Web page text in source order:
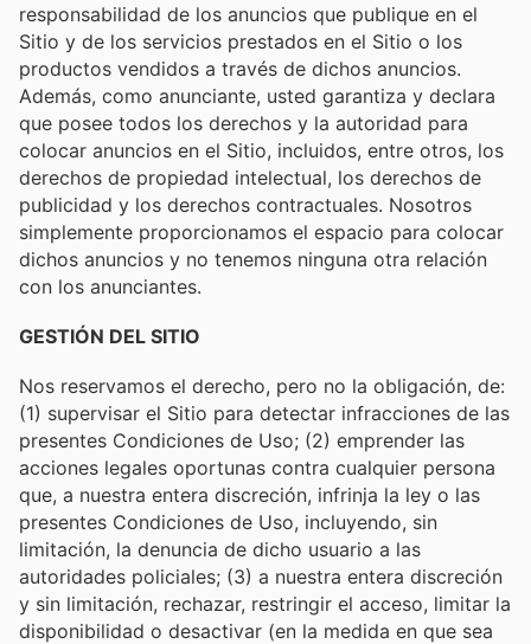
responsabilidad de los anuncios que publique en el
Sitio y de los servicios prestados en el Sitio o los
productos vendidos a través de dichos anuncios.
Además, como anunciante, usted garantiza y declara
que posee todos los derechos y la autoridad para
colocar anuncios en el Sitio, incluidos, entre otros, los
derechos de propiedad intelectual, los derechos de
publicidad y los derechos contractuales. Nosotros
simplemente proporcionamos el espacio para colocar
dichos anuncios y no tenemos ninguna otra relación
con los anunciantes.
GESTIÓN DEL SITIO
Nos reservamos el derecho, pero no la obligación, de:
(1) supervisar el Sitio para detectar infracciones de las
presentes Condiciones de Uso; (2) emprender las
acciones legales oportunas contra cualquier persona
que, a nuestra entera discreción, infrinja la ley o las
presentes Condiciones de Uso, incluyendo, sin
limitación, la denuncia de dicho usuario a las
autoridades policiales; (3) a nuestra entera discreción
y sin limitación, rechazar, restringir el acceso, limitar la
disponibilidad o desactivar (en la medida en que sea